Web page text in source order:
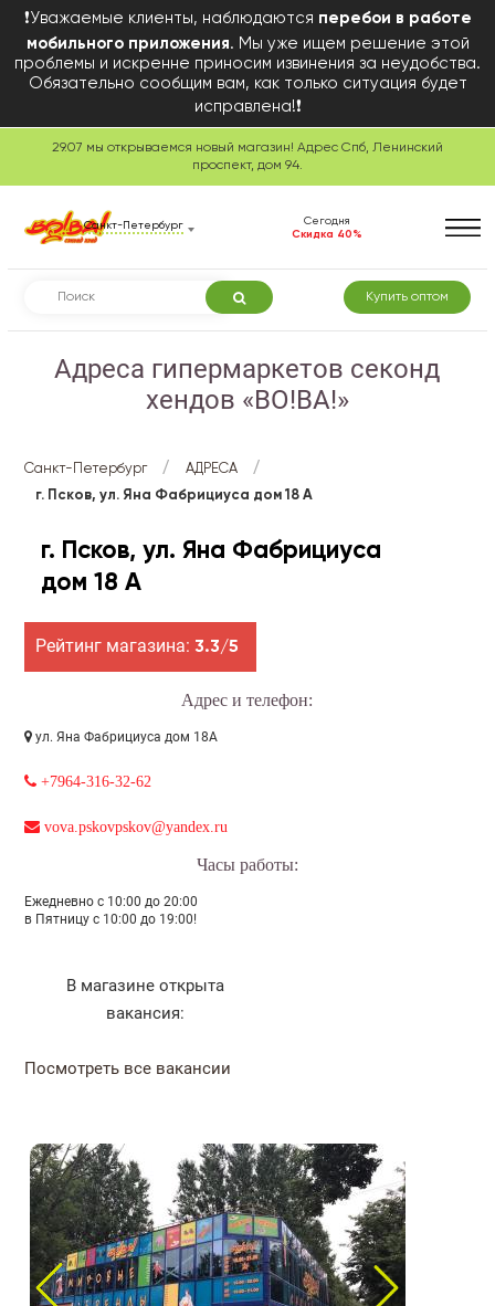
❗Уважаемые клиенты, наблюдаются перебои в работе
мобильного приложения. Мы уже ищем решение этой
проблемы и искренне приносим извинения за неудобства.
Обязательно сообщим вам, как только ситуация будет
исправлена!❗
29.07 мы открываемся новый магазин! Адрес Спб, Ленинский
проспект, дом 94.
Санкт-Петербург
Сегодня
Скидка 40%
Купить оптом
Адреса гипермаркетов секонд
хендов «ВО!ВА!»
Санкт-Петербург / АДРЕСА /
г. Псков, ул. Яна Фабрициуса дом 18 А
г. Псков, ул. Яна Фабрициуса
дом 18 А
Рейтинг магазина: 3.3/5
Адрес и телефон:
ул. Яна Фабрициуса дом 18А
+7964-316-32-62
vova.pskovpskov@yandex.ru
Часы работы:
Ежедневно с 10:00 до 20:00
в Пятницу с 10:00 до 19:00!
В магазине открыта
вакансия:
Посмотреть все вакансии